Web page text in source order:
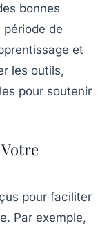
bonnes
de
et
les outils,
pour soutenir
pour faciliter
Par exemple,